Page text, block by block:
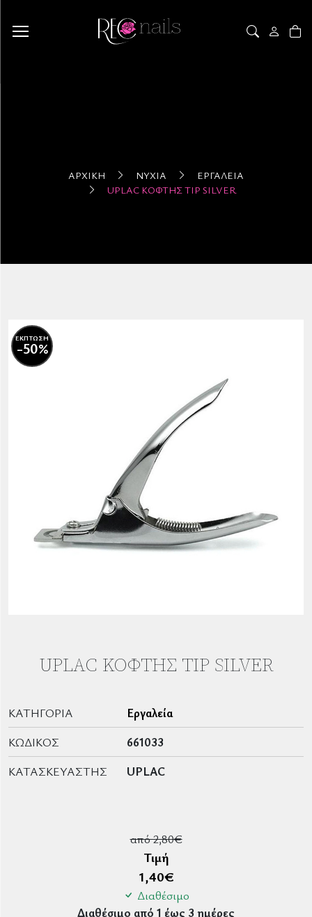
ΑΡΧΙΚΉ ΝΎΧΙΑ
ΕΡΓΑΛΕΊΑ
UPLAC ΚΌΦΤΗΣ TIP SILVER
ΕΚΠΤΩΣΗ
-50%
UPLAC ΚΌΦΤΗΣ TIP SILVER
ΚΑΤΗΓΟΡΊΑ
Εργαλεία
ΚΩΔΙΚΌΣ
661033
ΚΑΤΑΣΚΕΥΑΣΤΉΣ
UPLAC
από 2,80€
Τιμή
1,40€
Διαθέσιμο
Διαθέσιμο από 1 έως 3 ημέρες